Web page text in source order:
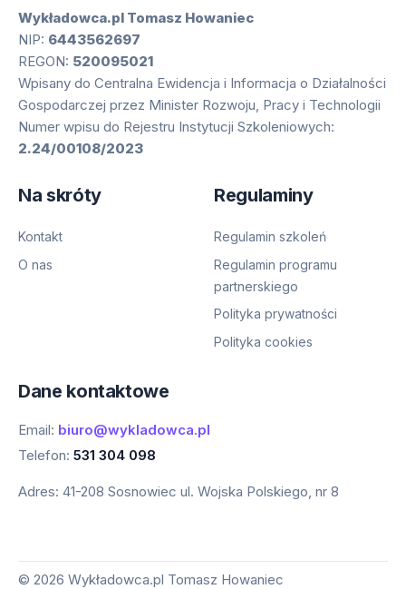
Wykładowca.pl Tomasz Howaniec
NIP: 6443562697
REGON: 520095021
Wpisany do Centralna Ewidencja i Informacja o Działalności
Gospodarczej przez Minister Rozwoju, Pracy i Technologii
Numer wpisu do Rejestru Instytucji Szkoleniowych:
2.24/00108/2023
Na skróty
Kontakt
O nas
Regulaminy
Regulamin szkoleń
Regulamin programu
partnerskiego
Polityka prywatności
Polityka cookies
Dane kontaktowe
Email: biuro@wykladowca.pl
Telefon: 531 304 098
Adres: 41-208 Sosnowiec ul. Wojska Polskiego, nr 8
© 2026 Wykładowca.pl Tomasz Howaniec